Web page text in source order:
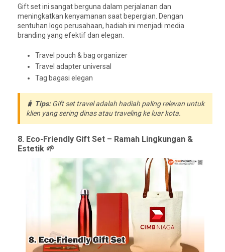
Gift set ini sangat berguna dalam perjalanan dan
meningkatkan kenyamanan saat bepergian. Dengan
sentuhan logo perusahaan, hadiah ini menjadi media
branding yang efektif dan elegan.
Travel pouch & bag organizer
Travel adapter universal
Tag bagasi elegan
🧳 Tips:Gift set travel adalah hadiah paling relevan untuk
klien yang sering dinas atau traveling ke luar kota.
8. Eco-Friendly Gift Set – Ramah Lingkungan &
Estetik 🌱